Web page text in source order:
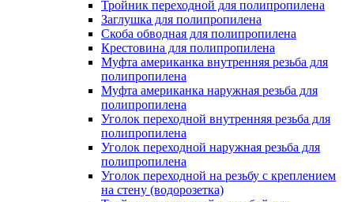
Тройник переходной для полипропилена
Заглушка для полипропилена
Скоба обводная для полипропилена
Крестовина для полипропилена
Муфта американка внутренняя резьба для
полипропилена
Муфта американка наружная резьба для
полипропилена
Уголок переходной внутренняя резьба для
полипропилена
Уголок переходной наружная резьба для
полипропилена
Уголок переходной на резьбу с креплением
на стену (водорозетка)